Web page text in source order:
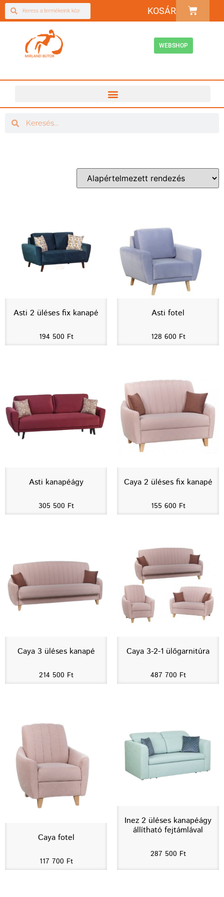
KOSÁR
WEBSHOP
Asti 2 üléses fix kanapé
194 500 Ft
Asti fotel
128 600 Ft
Asti kanapéágy
305 500 Ft
Caya 2 üléses fix kanapé
155 600 Ft
Caya 3 üléses kanapé
214 500 Ft
Caya 3-2-1 ülőgarnitúra
487 700 Ft
Caya fotel
117 700 Ft
Inez 2 üléses kanapéágy
állítható fejtámlával
287 500 Ft